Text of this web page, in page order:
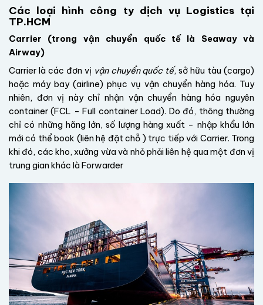
Các loại hình công ty dịch vụ Logistics tại
TP.HCM
Carrier (trong vận chuyển quốc tế là Seawayvà
Airway)
Carrier là các đơn vị vận chuyển quốc tế, sở hữu tàu (cargo)
hoặc máy bay (airline) phục vụ vận chuyển hàng hóa. Tuy
nhiên, đơn vị này chỉ nhận vận chuyển hàng hóa nguyên
container (FCL –Full container Load). Do đó, thông thường
chỉ có những hãng lớn, số lượng hàng xuất – nhập khẩu lớn
mới có thể book (liên hệ đặt chỗ ) trực tiếp với Carrier. Trong
khi đó, các kho, xưởng vừa và nhỏ phải liên hệ qua một đơn vị
trung gian khác là Forwarder